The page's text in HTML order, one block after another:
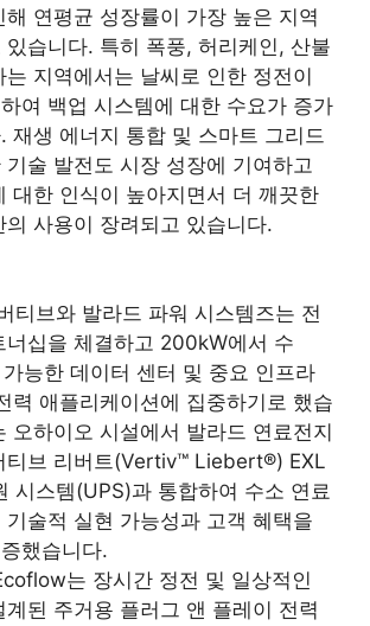
연평균 성장률이 가장 높은 지역
있습니다. 특히 폭풍, 허리케인, 산불
는 지역에서는 날씨로 인한 정전이
여 백업 시스템에 대한 수요가 증가
재생 에너지 통합 및 스마트 그리드
기술 발전도 시장 성장에 기여하고
대한 인식이 높아지면서 더 깨끗한
의 사용이 장려되고 있습니다.
티브와 발라드 파워 시스템즈는 전
너십을 체결하고 200kW에서 수
능한 데이터 센터 및 중요 인프라
력 애플리케이션에 집중하기로 했습
오하이오 시설에서 발라드 연료전지
티브 리버트(Vertiv™ Liebert®) EXL
시스템(UPS)과 통합하여 수소 연료
기술적 실현 가능성과 고객 혜택을
했습니다.
는 장시간 정전 및 일상적인
된 주거용 플러그 앤 플레이 전력